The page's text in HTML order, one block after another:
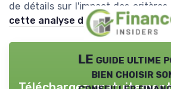
de détails sur l'impact des
cette analyse détaillée .
LE guide ultime
bien choisir